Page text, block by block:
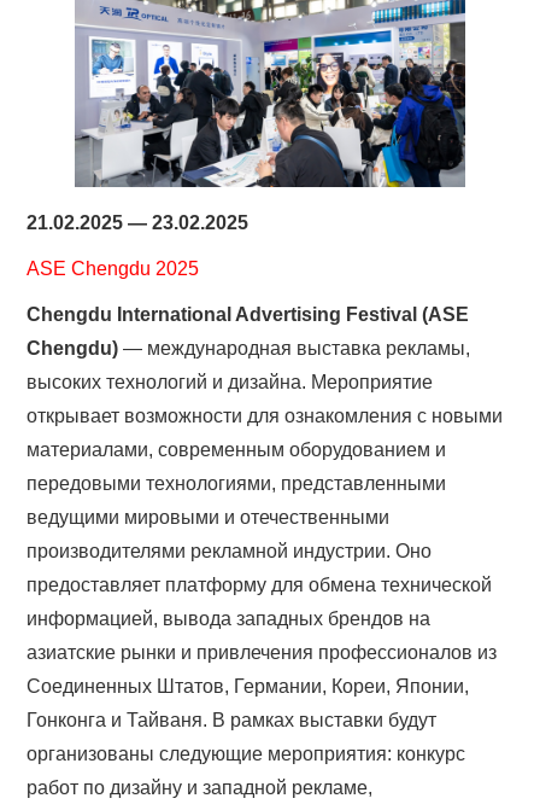
21.02.2025 — 23.02.2025
ASE Chengdu 2025
Chengdu International Advertising Festival (ASE
Chengdu) — международная выставка рекламы,
высоких технологий и дизайна. Мероприятие
открывает возможности для ознакомления с новыми
материалами, современным оборудованием и
передовыми технологиями, представленными
ведущими мировыми и отечественными
производителями рекламной индустрии. Оно
предоставляет платформу для обмена технической
информацией, вывода западных брендов на
азиатские рынки и привлечения профессионалов из
Соединенных Штатов, Германии, Кореи, Японии,
Гонконга и Тайваня. В рамках выставки будут
организованы следующие мероприятия: конкурс
работ по дизайну и западной рекламе,